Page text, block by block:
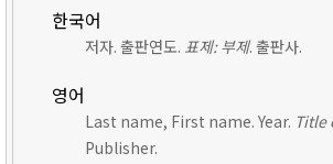
한국어
저자. 출판연도. 표제: 부제. 출판사.
영어
Last name, First name. Year. Title
Publisher.